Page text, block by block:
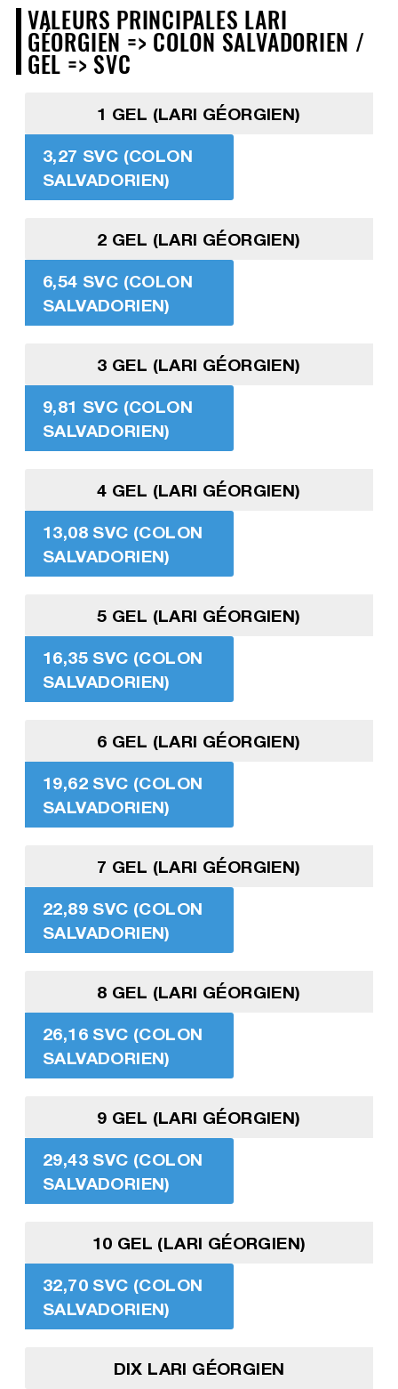
VALEURS PRINCIPALES LARI
GÉORGIEN => COLON SALVADORIEN /
GEL => SVC
1 GEL (LARI GÉORGIEN)
3,27 SVC (COLON
SALVADORIEN)
2 GEL (LARI GÉORGIEN)
6,54 SVC (COLON
SALVADORIEN)
3 GEL (LARI GÉORGIEN)
9,81 SVC (COLON
SALVADORIEN)
4 GEL (LARI GÉORGIEN)
13,08 SVC (COLON
SALVADORIEN)
5 GEL (LARI GÉORGIEN)
16,35 SVC (COLON
SALVADORIEN)
6 GEL (LARI GÉORGIEN)
19,62 SVC (COLON
SALVADORIEN)
7 GEL (LARI GÉORGIEN)
22,89 SVC (COLON
SALVADORIEN)
8 GEL (LARI GÉORGIEN)
26,16 SVC (COLON
SALVADORIEN)
9 GEL (LARI GÉORGIEN)
29,43 SVC (COLON
SALVADORIEN)
10 GEL (LARI GÉORGIEN)
32,70 SVC (COLON
SALVADORIEN)
DIX LARI GÉORGIEN